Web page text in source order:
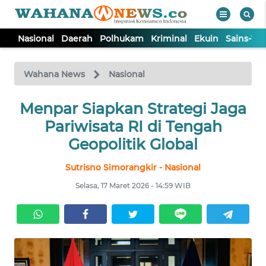
Nasional Daerah Polhukam Kriminal Ekuin Sains-
Wahana News Nasional
Menpar Siapkan Strategi Jaga
Pariwisata RI di Tengah
Geopolitik Global
Sutrisno Simorangkir - Nasional
Selasa, 17 Maret 2026 - 14:59 WIB
TV
Tutup
NASIONAL
KRIMINAL
EKUIN